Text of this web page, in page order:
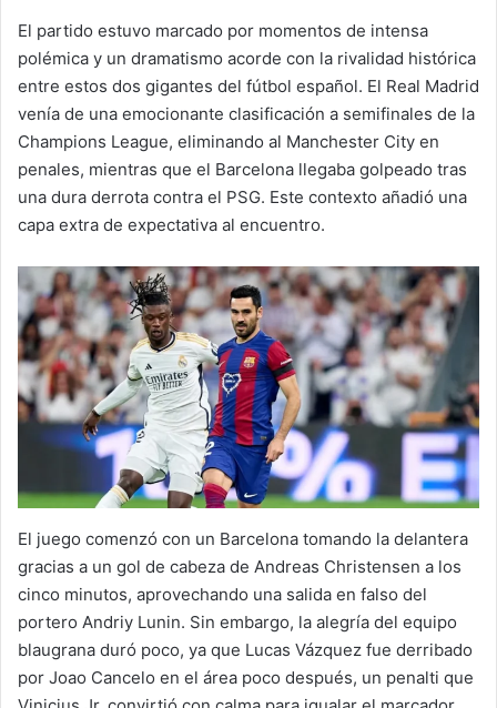
El partido estuvo marcado por momentos de intensa
polémica y un dramatismo acorde con la rivalidad histórica
entre estos dos gigantes del fútbol español. El Real Madrid
venía de una emocionante clasificación a semifinales de la
Champions League, eliminando al Manchester City en
penales, mientras que el Barcelona llegaba golpeado tras
una dura derrota contra el PSG. Este contexto añadió una
capa extra de expectativa al encuentro.
El juego comenzó con un Barcelona tomando la delantera
gracias a un gol de cabeza de Andreas Christensen a los
cinco minutos, aprovechando una salida en falso del
portero Andriy Lunin. Sin embargo, la alegría del equipo
blaugrana duró poco, ya que Lucas Vázquez fue derribado
por Joao Cancelo en el área poco después, un penalti que